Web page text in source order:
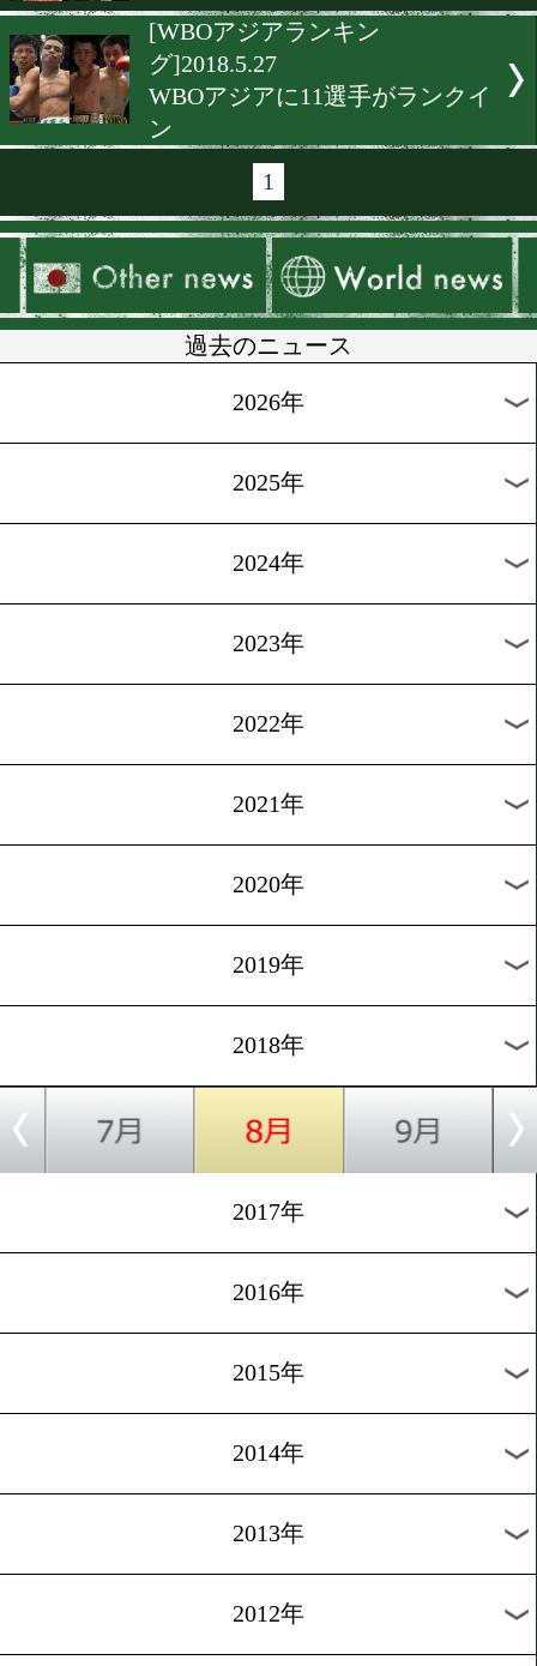
[OPBFランキング]2018.6.17
新たに4選手がランク入り
[IBFランキング]2018.6.14
田口良一は6位にダウン
[WBCランキング]2018.6.8
田口良一が4位、リナレス
でランク
[日本ランキング]2018.5.30
Sウェルター級は暫定王座
グ]2018.5.27
1
過去のニュース
2026年
2025年
2024年
2023年
2022年
2021年
2020年